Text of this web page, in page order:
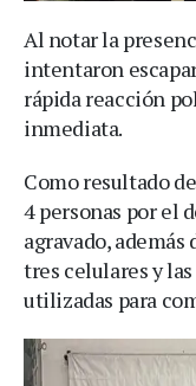
Al notar la
intentaron
rápida reacción
inmediata.
Como resultado
4 personas por el
agravado,
tres celulares y
utilizadas para